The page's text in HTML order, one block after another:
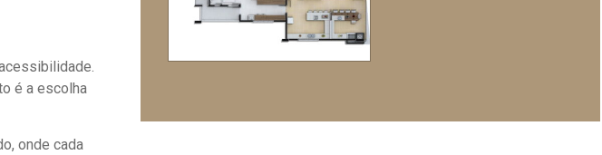
é a escolha
onde cada